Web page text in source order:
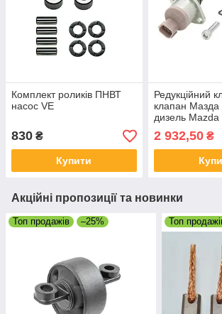
Комплект роликів ПНВТ
насос VE
830 ₴
Купити
Редукційний
клапан Мазда
дизель
2.2D
2 932,50₴
Акційні пропозиції та новинки
Топ продажів –25% Топ